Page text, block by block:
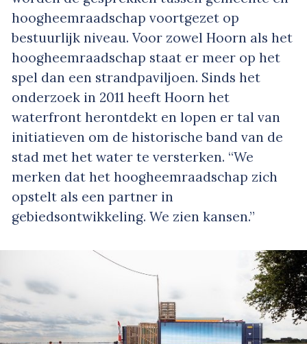
hoogheemraadschap voortgezet op
bestuurlijk niveau. Voor zowel Hoorn als het
hoogheemraadschap staat er meer op het
spel dan een strandpaviljoen. Sinds het
onderzoek in 2011 heeft Hoorn het
waterfront herontdekt en lopen er tal van
initiatieven om de historische band van de
stad met het water te versterken. “We
merken dat het hoogheemraadschap zich
opstelt als een partner in
gebiedsontwikkeling. We zien kansen.”